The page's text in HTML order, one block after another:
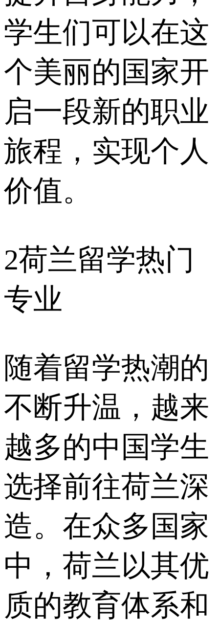
学生们可以在这
个美丽的国家开
启一段新的职业
旅程，实现个人
价值。
2荷兰留学热门
专业
随着留学热潮的
不断升温，越来
越多的中国学生
选择前往荷兰深
造。在众多国家
中，荷兰以其优
质的教育体系和